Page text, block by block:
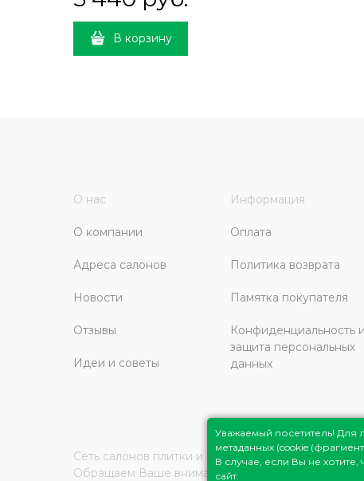
В корзину
О нас
О компании
Адреса салонов
Новости
Отзывы
Идеи и советы
Информация
Оплата
Политика возврата
Памятка покупателя
Конфиденциальность и
защита персональных
данных
Сеть салонов плитки и сантехники Плитка
Обращаем Ваше внимание на то, что вся
Уважаемый посетитель!
метаданных (cookie
В случае, если Вы не
сайт.